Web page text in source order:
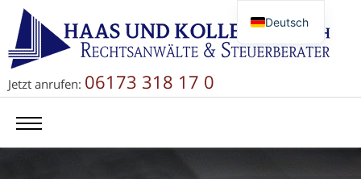
Jetzt anrufen: 06173 318 17 0
Deutsch
English
简体中文